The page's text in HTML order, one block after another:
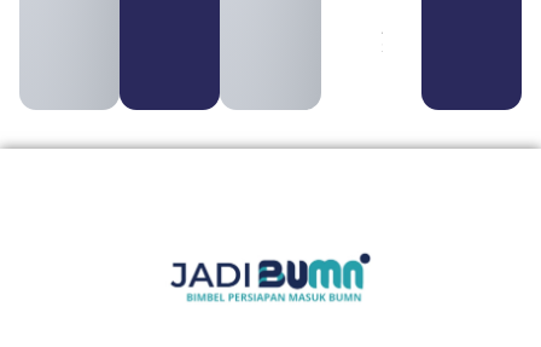
August 4,
2026